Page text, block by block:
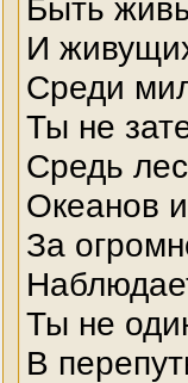
Быть
И
Среди
Ты не
Средь
Океанов
За
Ты не
В